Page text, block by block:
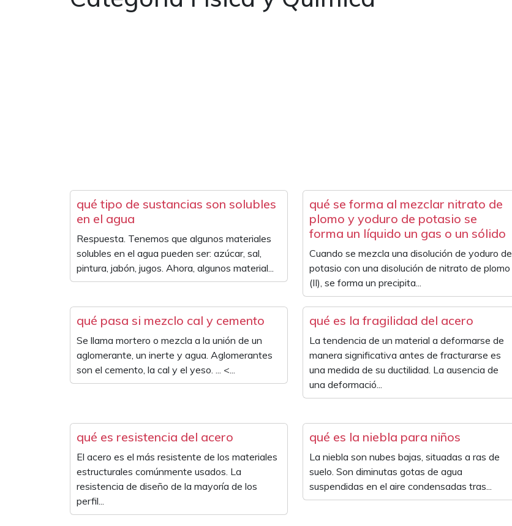
qué tipo de sustancias son solubles
en el agua
Respuesta. Tenemos que algunos materiales
solubles en el agua pueden ser: azúcar, sal,
pintura, jabón, jugos. Ahora, algunos material...
qué se forma al mezclar nitrato de
plomo y yoduro de potasio se
forma un líquido un gas o un sólido
Cuando se mezcla una disolución de yoduro de
potasio con una disolución de nitrato de plomo
(II), se forma un precipita...
qué pasa si mezclo cal y cemento
Se llama mortero o mezcla a la unión de un
aglomerante, un inerte y agua. Aglomerantes
son el cemento, la cal y el yeso. ... <...
qué es la fragilidad del acero
La tendencia de un material a deformarse de
manera significativa antes de fracturarse es
una medida de su ductilidad. La ausencia de
una deformació...
qué es resistencia del acero
El acero es el más resistente de los materiales
estructurales comúnmente usados. La
resistencia de diseño de la mayoría de los
perfil...
qué es la niebla para niños
La niebla son nubes bajas, situadas a ras de
suelo. Son diminutas gotas de agua
suspendidas en el aire condensadas tras...